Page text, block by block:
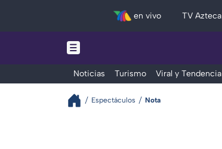
en vivo TV Azteca
Noticias Turismo Viral y Tendencia
Espectáculos Nota